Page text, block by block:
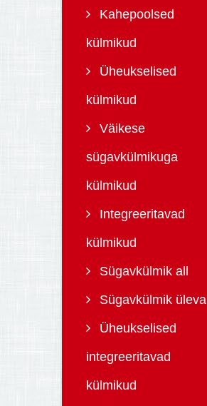
Kahepoolsed
külmikud
Üheukselised
külmikud
Väikese
sügavkülmikuga
külmikud
Integreeritavad
külmikud
Sügavkülmik all
Sügavkülmik üleval
Üheukselised
integreeritavad
külmikud